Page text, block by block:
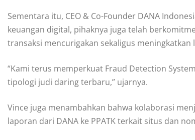
Sementara itu, CEO & Co-Founder DANA
keuangan digital, pihaknya juga telah
transaksi mencurigakan sekaligus
“Kami terus memperkuat Fraud Detection
tipologi judi daring terbaru,” ujarnya.
Vince juga menambahkan bahwa kolaborasi
laporan dari DANA ke PPATK terkait situs dan